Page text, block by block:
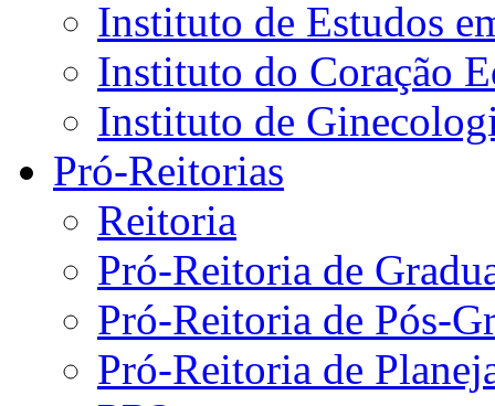
Instituto de Estudos
Instituto do Coração
Instituto de
Pró-Reitorias
Reitoria
Pró-Reitoria de
Pró-Reitoria de Pós-
Pró-Reitoria de